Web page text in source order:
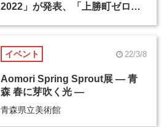
2022」が発表、「上勝町ゼロ・
イベント 22/3/8
Aomori Spring Sprout展 ― 青
森 春に芽吹く光 ―
青森県立美術館